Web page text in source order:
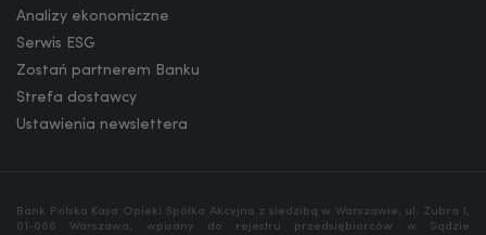
Analizy ekonomiczne
Serwis ESG
Zostań partnerem Banku
Strefa dostawcy
Ustawienia newslettera
Bank Polska Kasa Opieki Spółka Akcyjna z siedzibą w Warszawie, ul. Żubra 1,
01-066 Warszawa, wpisany do rejestru przedsiębiorców w Sądzie